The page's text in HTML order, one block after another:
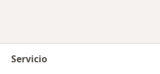
Servicio